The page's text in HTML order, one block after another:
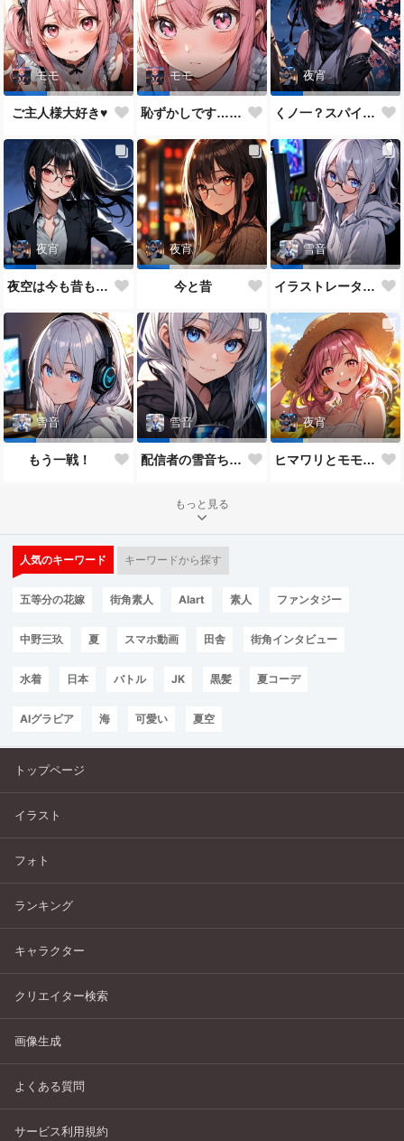
モモ
ご主人様大好き♥
モモ
恥ずかしです…ご主人様♥
夜宵
くノ一？スパイ？どっちがいいかな？
夜宵
夜空は今も昔も変わらないね♥
夜宵
今と昔
雪音
イラストレーター雪音ちゃん🎵
雪音
もう一戦！
雪音
配信者の雪音ちゃん
夜宵
ヒマワリとモモちゃん♥
もっと見る
人気のキーワード キーワードから探す
五等分の花嫁 街角素人 AIart 素人 ファンタジー
中野三玖 夏 スマホ動画 田舎 街角インタビュー
水着 日本 バトル JK 黒髪 夏コーデ
AIグラビア 海 可愛い 夏空
トップページ
イラスト
フォト
ランキング
キャラクター
クリエイター検索
画像生成
よくある質問
サービス利用規約